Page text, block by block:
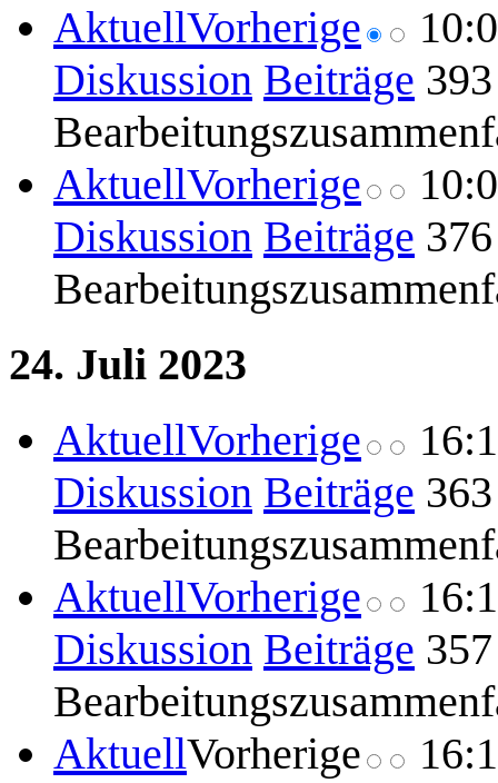
AktuellVorherige
Diskussion Beiträge
AktuellVorherige
Diskussion Beiträge
24. Juli 2023
AktuellVorherige
Diskussion Beiträge
AktuellVorherige
Diskussion Beiträge
AktuellVorherige